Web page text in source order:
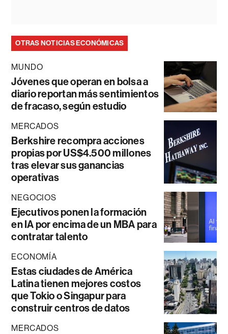
OTRAS NOTICIAS ECONÓMICAS
MUNDO
Jóvenes que operan en bolsa a
diario reportan más sentimientos
de fracaso, según estudio
MERCADOS
Berkshire recompra acciones
propias por US$4.500 millones
tras elevar sus ganancias
operativas
NEGOCIOS
Ejecutivos ponen la formación
en IA por encima de un MBA para
contratar talento
ECONOMÍA
Estas ciudades de América
Latina tienen mejores costos
que Tokio o Singapur para
construir centros de datos
MERCADOS